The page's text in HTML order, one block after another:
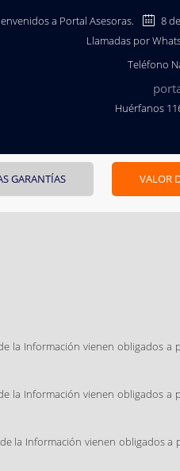
a Portal Asesoras. 8
Llamadas por
Teléfono
Huérfanos
GARANTÍAS VALOR
la Información vienen obligados
la Información vienen obligados
la Información vienen obligados